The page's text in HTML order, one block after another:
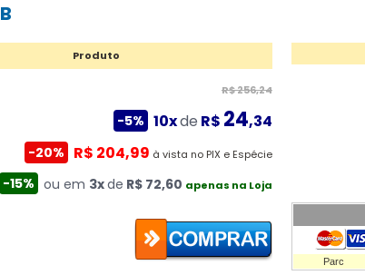
Produto
R$ 256,24
-5% 10xde R$ 24,34
-20% R$ 204,99 à vista no PIX e Espécie
-15% ou em 3xde R$ 72,60 apenas na Loja
Parc